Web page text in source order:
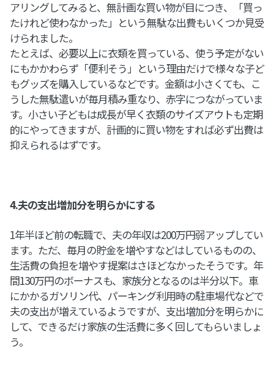
アリングしてみると、無計画な買い物が目につき、「買っ
たけれど使わなかった」という無駄な出費もいくつか見受
けられました。
たとえば、必要以上に衣類を買っている、使う予定がない
にもかかわらず「便利そう」という理由だけで様々な子ど
もグッズを購入しているなどです。金額は小さくても、こ
うした無駄遣いが毎月積み重なり、赤字につながっていま
す。小さい子どもは成長が早く衣類のサイズアウトも定期
的にやってきますが、計画的に買い物をすれば必ず出費は
抑えられるはずです。
4.夫の支出増加分を明らかにする
1年半ほど前の転職で、夫の年収は200万円弱アップしてい
ます。ただ、毎月の貯金を増やすなどはしているものの、
生活費の負担を増やす提案はさほどなかったそうです。年
間130万円のボーナスも、家族分となるのは半分以下。車
にかかるガソリン代、パーキング利用時の駐車場代などで
夫の支出が増えているようですが、支出増加分を明らかに
して、できるだけ家族の生活費に多く回してもらいましょ
う。